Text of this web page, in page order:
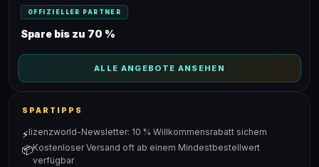
OFFIZIELLER PARTNER
Spare bis zu 70 %
ALLE ANGEBOTE ANSEHEN
SPARTIPPS
⚡lizenzworld-Newsletter: 10 % Willkommensrabatt sichern
📦Kostenloser Versand oft ab einem Mindestbestellwert
verfügbar